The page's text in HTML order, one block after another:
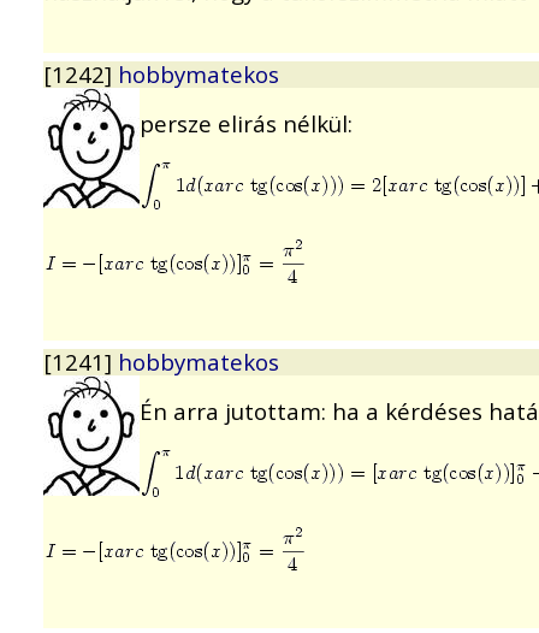
[1242] hobbymatekos
persze elirás nélkül:
[1241] hobbymatekos
Én arra jutottam: ha a kérdéses